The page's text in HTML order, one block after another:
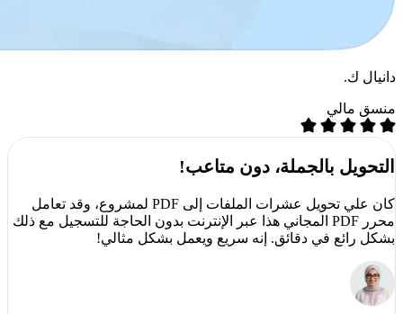
دانيال ك.
منسق مالي
التحويل بالجملة، دون متاعب!
كان علي تحويل عشرات الملفات إلى PDF لمشروع، وقد تعامل
محرر PDF المجاني هذا عبر الإنترنت بدون الحاجة للتسجيل مع ذلك
بشكل رائع في دقائق. إنه سريع ويعمل بشكل مثالي!